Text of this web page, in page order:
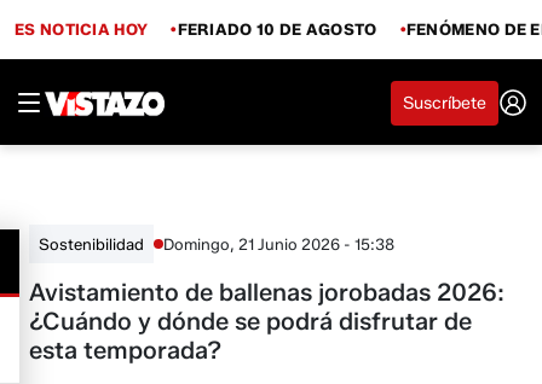
ES NOTICIA HOY FERIADO 10 DE AGOSTO FENÓMENO DE
Suscríbete
Sostenibilidad Domingo, 21 Junio 2026 - 15:38
Avistamiento de ballenas jorobadas 2026:
¿Cuándo y dónde se podrá disfrutar de
esta temporada?